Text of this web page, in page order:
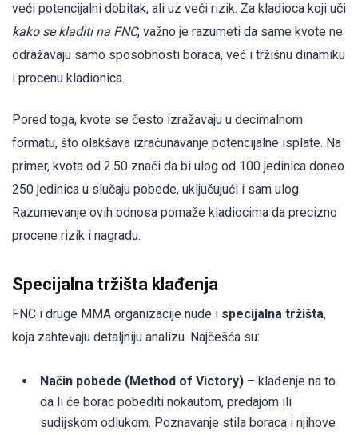
veći potencijalni dobitak, ali uz veći rizik. Za kladioca koji uči
kako se kladiti na FNC, važno je razumeti da same kvote ne
odražavaju samo sposobnosti boraca, već i tržišnu dinamiku
i procenu kladionica.
Pored toga, kvote se često izražavaju u decimalnom
formatu, što olakšava izračunavanje potencijalne isplate. Na
primer, kvota od 2.50 znači da bi ulog od 100 jedinica doneo
250 jedinica u slučaju pobede, uključujući i sam ulog.
Razumevanje ovih odnosa pomaže kladiocima da precizno
procene rizik i nagradu.
Specijalna tržišta klađenja
FNC i druge MMA organizacije nude i specijalna tržišta,
koja zahtevaju detaljniju analizu. Najčešća su:
Način pobede (Method of Victory) – klađenje na to
da li će borac pobediti nokautom, predajom ili
sudijskom odlukom. Poznavanje stila boraca i njihove